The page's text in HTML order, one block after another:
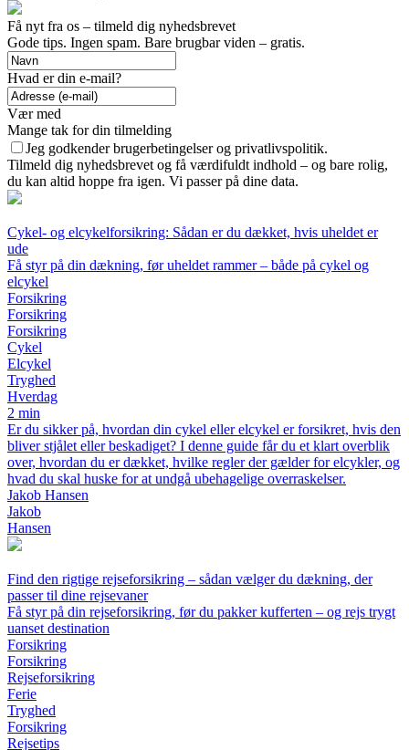
Få nyt fra os – tilmeld dig nyhedsbrevet
Gode tips. Ingen spam. Bare brugbar viden – gratis.
Hvad er din e-mail?
Vær med
Mange tak for din tilmelding
Jeg godkender brugerbetingelser og privatlivspolitik.
Tilmeld dig nyhedsbrevet og få værdifuldt indhold – og bare rolig,
du kan altid hoppe fra igen. Vi passer på dine data.
Cykel- og elcykelforsikring: Sådan er du dækket, hvis uheldet er
ude
Få styr på din dækning, før uheldet rammer – både på cykel og
elcykel
Forsikring
Forsikring
Forsikring
Cykel
Elcykel
Tryghed
Hverdag
2 min
Er du sikker på, hvordan din cykel eller elcykel er forsikret, hvis den
bliver stjålet eller beskadiget? I denne guide får du et klart overblik
over, hvordan du er dækket, hvilke regler der gælder for elcykler, og
hvad du skal huske for at undgå ubehagelige overraskelser.
Jakob Hansen
Jakob
Hansen
Find den rigtige rejseforsikring – sådan vælger du dækning, der
passer til dine rejsevaner
Få styr på din rejseforsikring, før du pakker kufferten – og rejs trygt
uanset destination
Forsikring
Forsikring
Rejseforsikring
Ferie
Tryghed
Forsikring
Rejsetips